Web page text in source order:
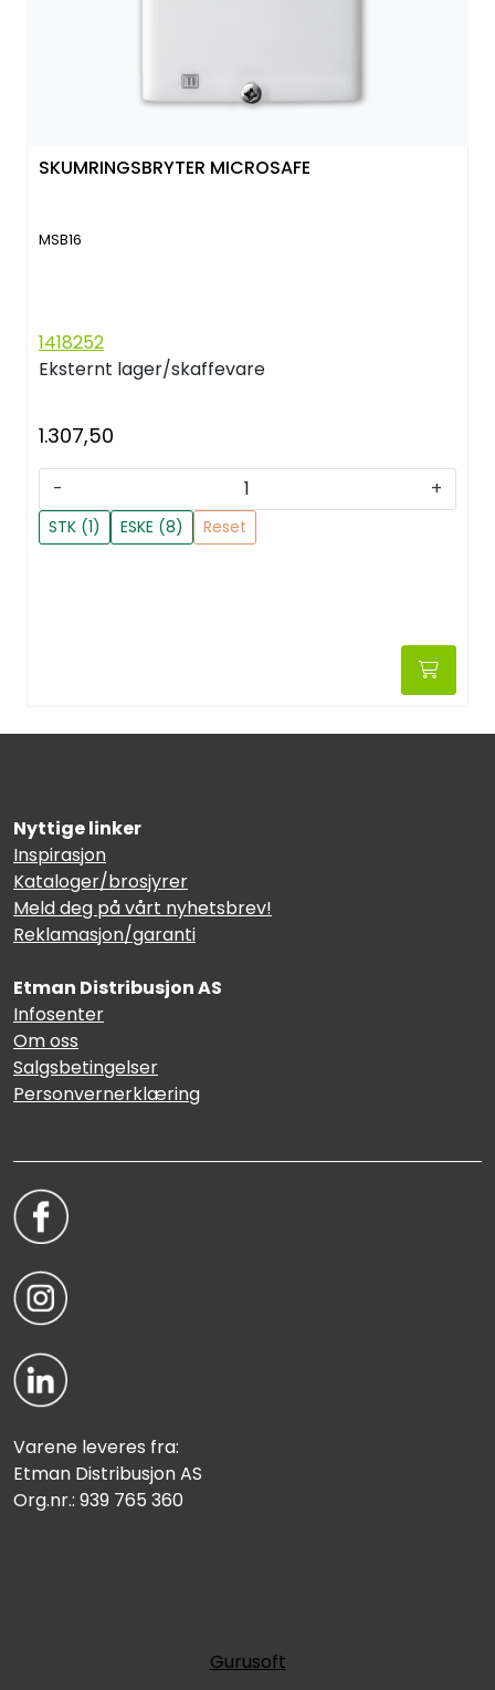
SKUMRINGSBRYTER MICROSAFE
MSB16
1418252
Eksternt lager/skaffevare
1.307,50
- +
STK (1) ESKE (8) Reset
Nyttige linker
Inspirasjon
Kataloger/brosjyrer
Meld deg på vårt nyhetsbrev!
Reklamasjon/garanti
Etman Distribusjon AS
Infosenter
Om oss
Salgsbetingelser
Personvernerklæring
Varene leveres fra:
Etman Distribusjon AS
Org.nr.: 939 765 360
Gurusoft